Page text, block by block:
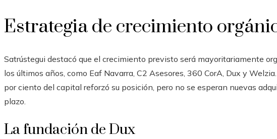
Estrategia de crecimiento
Satrústegui destacó que el crecimiento previsto será mayoritariamente
los últimos años, como Eaf Navarra, C2 Asesores, 360 CorA, Dux y
por ciento del capital reforzó su posición, pero no se esperan nuevas
plazo.
La fundación de Dux